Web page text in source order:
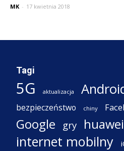
MK - 17 kwietnia 2018
Tagi
5G aktualizacja
bezpieczeństwo chiny
Google gry huawei
internet mobilny